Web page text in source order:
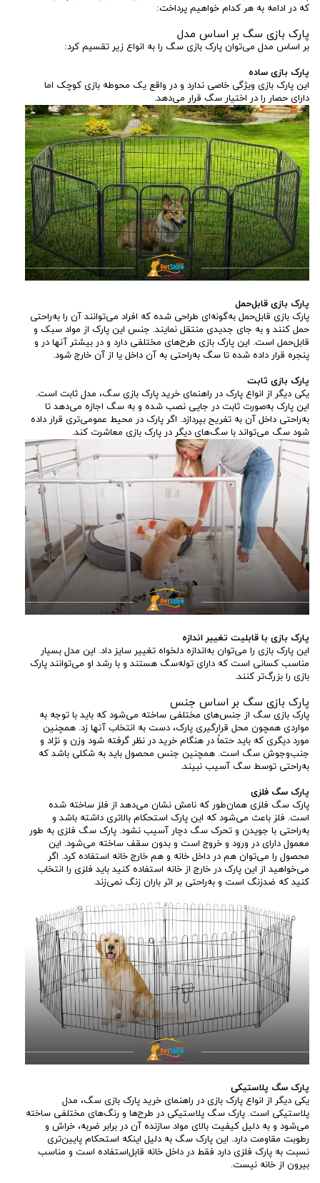
که در ادامه به هر کدام خواهیم پرداخت:
پارک بازی سگ بر اساس مدل
بر اساس مدل می‌توان پارک بازی سگ را به انواع زیر تقسیم کرد:
پارک بازی ساده
این پارک بازی ویژگی خاصی ندارد و در واقع یک محوطه بازی کوچک اما
دارای حصار را در اختیار سگ قرار می‌دهد.
پارک بازی قابل‌حمل
پارک بازی قابل‌حمل به‌گونه‌ای طراحی شده که افراد می‌توانند آن را به‌راحتی
حمل کنند و به ‌جای جدیدی منتقل نمایند. جنس این پارک از مواد سبک و
قابل‌حمل است. این پارک بازی طرح‌های مختلفی دارد و در بیشتر آنها در و
پنجره قرار داده شده تا سگ به‌راحتی به آن داخل یا از آن خارج شود.
پارک بازی ثابت
یکی دیگر از انواع پارک در راهنمای خرید پارک بازی سگ، مدل ثابت است.
این پارک به‌صورت ثابت در جایی نصب شده و به سگ اجازه می‌دهد تا
به‌راحتی داخل آن به تفریح بپردازد. اگر پارک در محیط عمومی‌تری قرار داده
شود سگ می‌تواند با سگ‌های دیگر در پارک بازی معاشرت کند.
پارک بازی با قابلیت تغییر اندازه
این پارک بازی را می‌توان به‌اندازه دلخواه تغییر سایز داد. این مدل بسیار
مناسب کسانی است که دارای توله‌سگ هستند و با رشد او می‌توانند پارک
بازی را بزرگ‌تر کنند.
پارک بازی سگ بر اساس جنس
پارک بازی سگ از جنس‌های مختلفی ساخته می‌شود که باید با توجه به
مواردی همچون محل قرارگیری پارک، دست به انتخاب آنها زد. همچنین
مورد دیگری که باید حتماً در هنگام خرید در نظر گرفته شود وزن و نژاد و
جنب‌وجوش سگ است. همچنین جنس محصول باید به شکلی باشد که
به‌راحتی توسط سگ آسیب نبیند.
پارک سگ فلزی
پارک سگ فلزی همان‌طور که نامش نشان می‌دهد از فلز ساخته شده
است. فلز باعث می‌شود که این پارک استحکام بالاتری داشته باشد و
به‌راحتی با جویدن و تحرک سگ دچار آسیب نشود. پارک سگ فلزی به طور
معمول دارای در ورود و خروج است و بدون سقف ساخته می‌شود. این
محصول را می‌توان هم در داخل خانه و هم خارج خانه استفاده کرد. اگر
می‌خواهید از این پارک در خارج از خانه استفاده کنید باید فلزی را انتخاب
کنید که ضدزنگ است و به‌راحتی بر اثر باران زنگ نمی‌زند.
پارک سگ پلاستیکی
یکی دیگر از انواع پارک بازی در راهنمای خرید پارک بازی سگ، مدل
پلاستیکی است. پارک سگ پلاستیکی در طرح‌ها و رنگ‌های مختلفی ساخته
می‌شود و به دلیل کیفیت بالای مواد سازنده آن در برابر ضربه، خراش و
رطوبت مقاومت دارد. این پارک سگ به دلیل اینکه استحکام پایین‌تری
نسبت به پارک فلزی دارد فقط در داخل خانه قابل‌استفاده است و مناسب
بیرون از خانه نیست.